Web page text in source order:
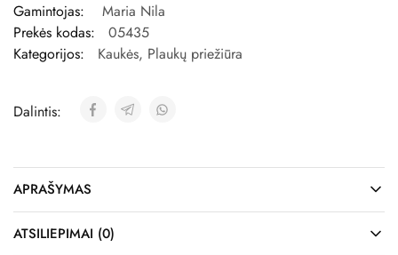
Gamintojas:
Maria Nila
Prekės kodas:
05435
Kategorijos:
Kaukės, Plaukų priežiūra
Dalintis:
APRAŠYMAS
ATSILIEPIMAI (0)